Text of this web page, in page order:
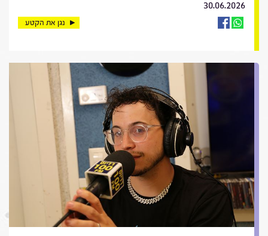
30.06.2026
נגן את הקטע